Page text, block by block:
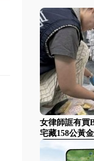
女律師誆有買
宅藏158公黃金